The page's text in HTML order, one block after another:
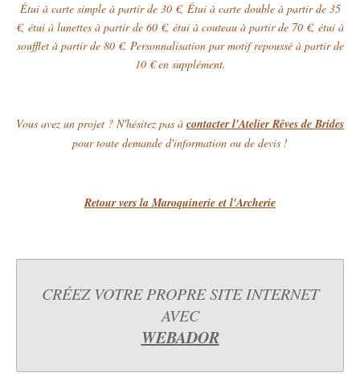
Étui à carte simple à partir de 30 €, Étui à carte double à partir de 35
€, étui à lunettes à partir de 60 €, étui à couteau à partir de 70 €, étui à
soufflet à partir de 80 €. Personnalisation par motif repoussé à partir de
10 € en supplément.
Vous avez un projet ? N'hésitez pas à contacter l'Atelier Rêves de Brides
pour toute demande d'information ou de devis !
Retour vers la Maroquinerie et l'Archerie
CRÉEZ VOTRE PROPRE SITE INTERNET
AVEC
WEBADOR